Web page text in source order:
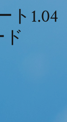
ト1.04